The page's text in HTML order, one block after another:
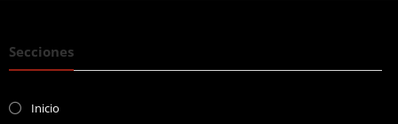
Secciones
Inicio